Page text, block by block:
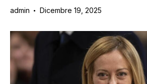
admin Dicembre 19, 2025